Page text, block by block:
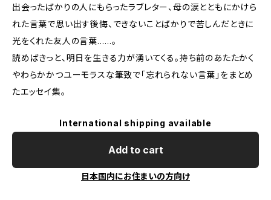
出会ったばかりの人にもらったラブレター、母の涙とともにかけら
れた言葉で思い出す後悔、できないことばかりで苦しんだときに
光をくれた友人の言葉……。
読めばきっと、明日を生きる力が湧いてくる。持ち前のあたたかく
やわらかかつユーモラスな筆致で「忘れられない言葉」をまとめ
たエッセイ集。
International shipping available
Add to cart
日本国内にお住まいの方向け